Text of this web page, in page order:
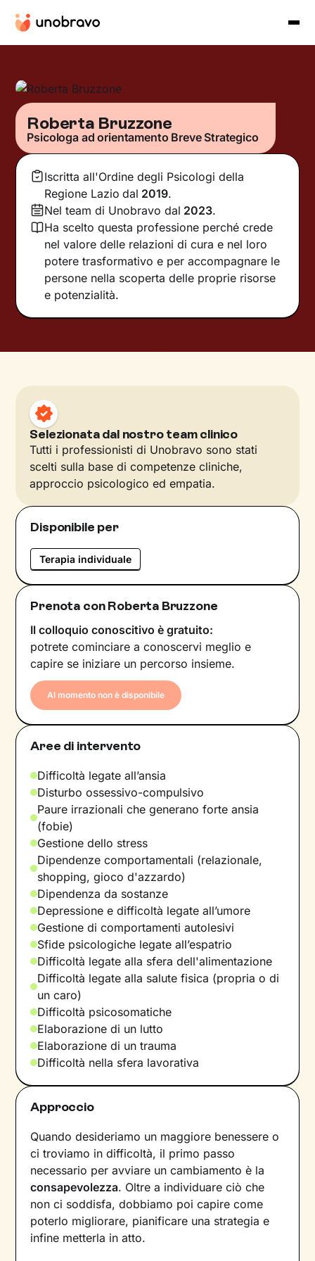
Roberta Bruzzone
Psicologa ad orientamento Breve Strategico
Iscritta all'Ordine degli Psicologi della
Regione Lazio dal 2019.
Nel team di Unobravo dal 2023.
Ha scelto questa professione perché crede
nel valore delle relazioni di cura e nel loro
potere trasformativo e per accompagnare le
persone nella scoperta delle proprie risorse
e potenzialità.
Selezionata dal nostro team clinico
Tutti i professionisti di Unobravo sono stati
scelti sulla base di competenze cliniche,
approccio psicologico ed empatia.
Disponibile per
Terapia individuale
Prenota con Roberta Bruzzone
Il colloquio conoscitivo è gratuito:
potrete cominciare a conoscervi meglio e
capire se iniziare un percorso insieme.
Al momento non è disponibile
Aree di intervento
Difficoltà legate all’ansia
Disturbo ossessivo-compulsivo
Paure irrazionali che generano forte ansia
(fobie)
Gestione dello stress
Dipendenze comportamentali (relazionale,
shopping, gioco d'azzardo)
Dipendenza da sostanze
Depressione e difficoltà legate all’umore
Gestione di comportamenti autolesivi
Sfide psicologiche legate all’espatrio
Difficoltà legate alla sfera dell'alimentazione
Difficoltà legate alla salute fisica (propria o di
un caro)
Difficoltà psicosomatiche
Elaborazione di un lutto
Elaborazione di un trauma
Difficoltà nella sfera lavorativa
Approccio
Quando desideriamo un maggiore benessere o
ci troviamo in difficoltà, il primo passo
necessario per avviare un cambiamento è la
consapevolezza. Oltre a individuare ciò che
non ci soddisfa, dobbiamo poi capire come
poterlo migliorare, pianificare una strategia e
infine metterla in atto.